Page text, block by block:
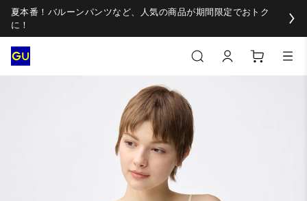
夏本番！バルーンパンツなど、人気の商品が期間限定でおトク
に！